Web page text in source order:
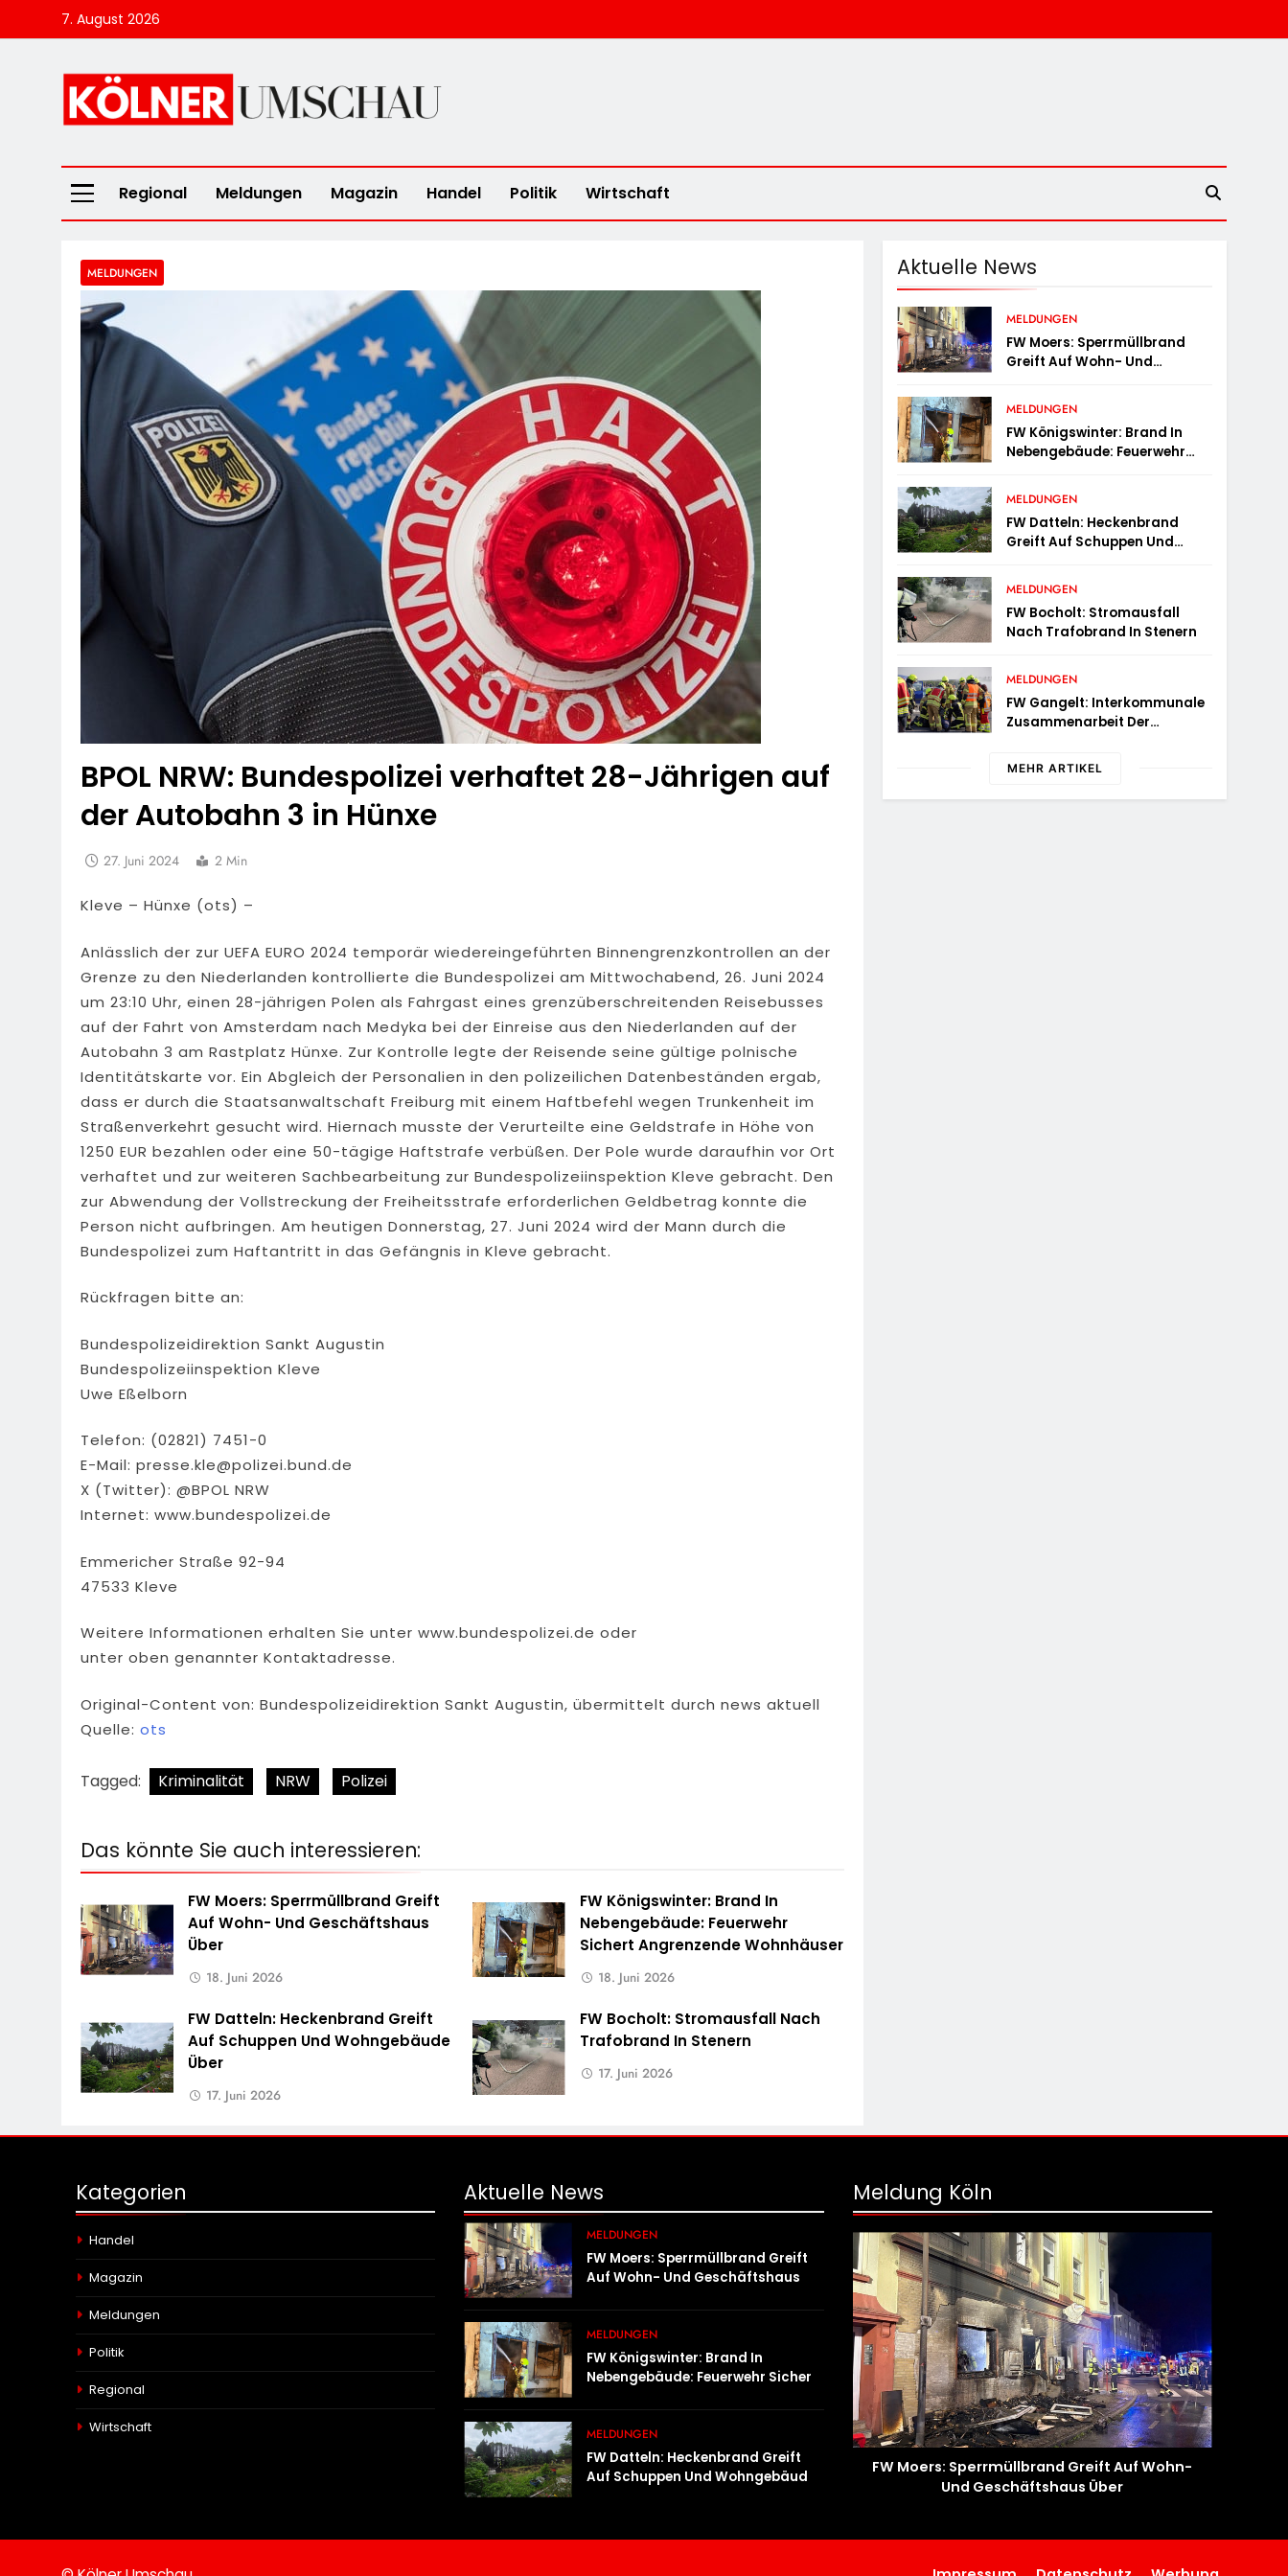
to
7. August 2026
Kölner Umschau
Regional Meldungen Magazin Handel Politik Wirtschaft
MELDUNGEN
BPOL NRW: Bundespolizei verhaftet 28-Jährigen auf
der Autobahn 3 in Hünxe
27. Juni 2024 2 Min
Kleve – Hünxe (ots) –
Anlässlich der zur UEFA EURO 2024 temporär wiedereingeführten Binnengrenzkontrollen an der
Grenze zu den Niederlanden kontrollierte die Bundespolizei am Mittwochabend, 26. Juni 2024
um 23:10 Uhr, einen 28-jährigen Polen als Fahrgast eines grenzüberschreitenden Reisebusses
auf der Fahrt von Amsterdam nach Medyka bei der Einreise aus den Niederlanden auf der
Autobahn 3 am Rastplatz Hünxe. Zur Kontrolle legte der Reisende seine gültige polnische
Identitätskarte vor. Ein Abgleich der Personalien in den polizeilichen Datenbeständen ergab,
dass er durch die Staatsanwaltschaft Freiburg mit einem Haftbefehl wegen Trunkenheit im
Straßenverkehrt gesucht wird. Hiernach musste der Verurteilte eine Geldstrafe in Höhe von
1250 EUR bezahlen oder eine 50-tägige Haftstrafe verbüßen. Der Pole wurde daraufhin vor Ort
verhaftet und zur weiteren Sachbearbeitung zur Bundespolizeiinspektion Kleve gebracht. Den
zur Abwendung der Vollstreckung der Freiheitsstrafe erforderlichen Geldbetrag konnte die
Person nicht aufbringen. Am heutigen Donnerstag, 27. Juni 2024 wird der Mann durch die
Bundespolizei zum Haftantritt in das Gefängnis in Kleve gebracht.
Rückfragen bitte an:
Bundespolizeidirektion Sankt Augustin
Bundespolizeiinspektion Kleve
Uwe Eßelborn
Telefon: (02821) 7451-0
E-Mail: presse.kle@polizei.bund.de
X (Twitter): @BPOL NRW
Internet: www.bundespolizei.de
Emmericher Straße 92-94
47533 Kleve
Weitere Informationen erhalten Sie unter www.bundespolizei.de oder
unter oben genannter Kontaktadresse.
Original-Content von: Bundespolizeidirektion Sankt Augustin, übermittelt durch news aktuell
Quelle: ots
Tagged: Kriminalität NRW Polizei
Das könnte Sie auch interessieren:
FW Moers: Sperrmüllbrand Greift
Auf Wohn- Und Geschäftshaus
Über
18. Juni 2026
FW Königswinter: Brand In
Nebengebäude: Feuerwehr
Sichert Angrenzende Wohnhäuser
18. Juni 2026
FW Datteln: Heckenbrand Greift
Auf Schuppen Und Wohngebäude
Über
17. Juni 2026
FW Bocholt: Stromausfall Nach
Trafobrand In Stenern
17. Juni 2026
Aktuelle News
MELDUNGEN
FW Moers: Sperrmüllbrand
Greift Auf Wohn- Und
MELDUNGEN
FW Königswinter: Brand In
Nebengebäude: Feuerwehr
Wohnhäuser
MELDUNGEN
FW Datteln: Heckenbrand
Greift Auf Schuppen Und
MELDUNGEN
FW Bocholt: Stromausfall
Nach Trafobrand In Stenern
MELDUNGEN
FW Gangelt: Interkommunale
Zusammenarbeit Der
Selfkant Und Gangelt
MEHR ARTIKEL
Kategorien
Handel
Magazin
Meldungen
Politik
Regional
Wirtschaft
Aktuelle News
MELDUNGEN
FW Moers: Sperrmüllbrand Greift
Auf Wohn- Und Geschäftshaus
MELDUNGEN
FW Königswinter: Brand In
Nebengebäude: Feuerwehr Sichert
MELDUNGEN
FW Datteln: Heckenbrand Greift
Auf Schuppen Und Wohngebäude
Meldung Köln
FW Moers: Sperrmüllbrand Greift Auf Wohn-
Und Geschäftshaus Über